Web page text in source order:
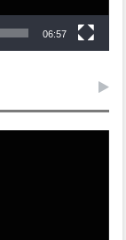
06:57